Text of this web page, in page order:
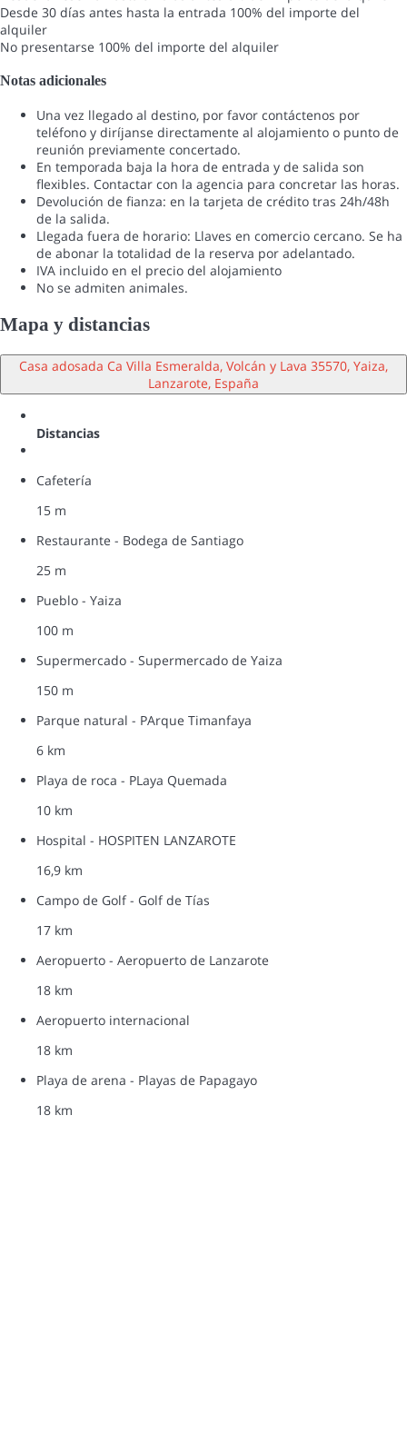
Desde 30 días antes hasta la entrada 100% del importe del
alquiler
No presentarse 100% del importe del alquiler
Notas adicionales
Una vez llegado al destino, por favor contáctenos por
teléfono y diríjanse directamente al alojamiento o punto de
reunión previamente concertado.
En temporada baja la hora de entrada y de salida son
flexibles. Contactar con la agencia para concretar las horas.
Devolución de fianza: en la tarjeta de crédito tras 24h/48h
de la salida.
Llegada fuera de horario: Llaves en comercio cercano. Se ha
de abonar la totalidad de la reserva por adelantado.
IVA incluido en el precio del alojamiento
No se admiten animales.
Mapa y distancias
Casa adosada Ca Villa Esmeralda, Volcán y Lava 35570, Yaiza,
Lanzarote, España
Distancias
Cafetería
15 m
Restaurante - Bodega de Santiago
25 m
Pueblo - Yaiza
100 m
Supermercado - Supermercado de Yaiza
150 m
Parque natural - PArque Timanfaya
6 km
Playa de roca - PLaya Quemada
10 km
Hospital - HOSPITEN LANZAROTE
16,9 km
Campo de Golf - Golf de Tías
17 km
Aeropuerto - Aeropuerto de Lanzarote
18 km
Aeropuerto internacional
18 km
Playa de arena - Playas de Papagayo
18 km